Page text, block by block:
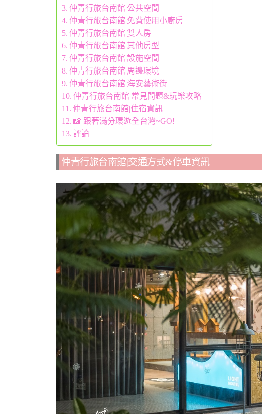
仲青行旅台南館|公共空間
仲青行旅台南館|免費使用小廚房
仲青行旅台南館|雙人房
仲青行旅台南館|其他房型
仲青行旅台南館|設施空間
仲青行旅台南館|周邊環境
仲青行旅台南館|海安藝術街
仲青行旅台南館|常見問題&玩樂攻略
仲青行旅台南館|住宿資訊
📸 跟著滿分環遊全台灣~GO!
評論
仲青行旅台南館|交通方式&停車資訊